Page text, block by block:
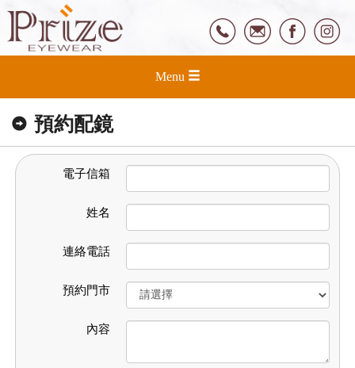
Menu
預約配鏡
電子信箱
姓名
連絡電話
預約門市
內容